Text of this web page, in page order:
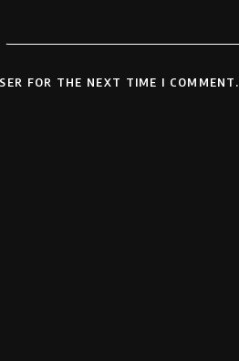
FOR THE NEXT TIME I COMMENT.